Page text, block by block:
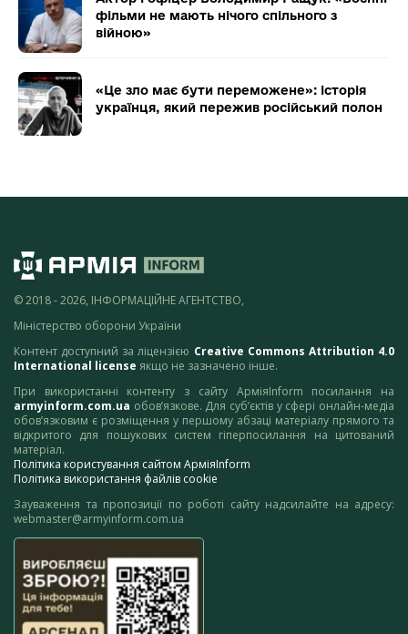
фільми не мають нічого спільного з
війною»
«Це зло має бути переможене»: історія
українця, який пережив російський полон
© 2018 - 2026, ІНФОРМАЦІЙНЕ АГЕНТСТВО,
Міністерство оборони України
Контент доступний за ліцензією Creative Commons Attribution 4.0
International license якщо не зазначено інше.
При використанні контенту з сайту АрміяInform посилання на
armyinform.com.ua обов’язкове. Для суб’єктів у сфері онлайн-медіа
обов’язковим є розміщення у першому абзаці матеріалу прямого та
відкритого для пошукових систем гіперпосилання на цитований
матеріал.
Політика користування сайтом АрміяInform
Політика використання файлів cookie
Зауваження та пропозиції по роботі сайту надсилайте на адресу:
webmaster@armyinform.com.ua